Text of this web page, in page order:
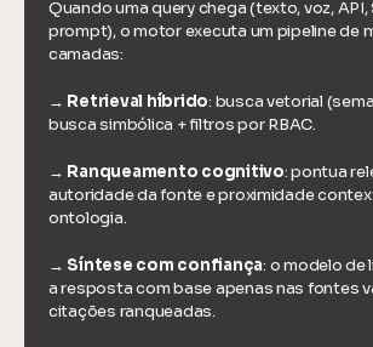
Quando uma query chega (texto, voz, API,
prompt), o motor executa um pipeline de
camadas:
→ Retrieval híbrido: busca vetorial
busca simbólica + filtros por RBAC.
→ Ranqueamento cognitivo: pontua
autoridade da fonte e proximidade
ontologia.
→ Síntese com confiança: o modelo de
a resposta com base apenas nas fontes
citações ranqueadas.